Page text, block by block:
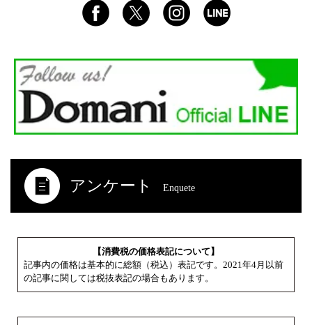
アンケート Enquete
【消費税の価格表記について】
記事内の価格は基本的に総額（税込）表記です。2021年4月以前
の記事に関しては税抜表記の場合もあります。